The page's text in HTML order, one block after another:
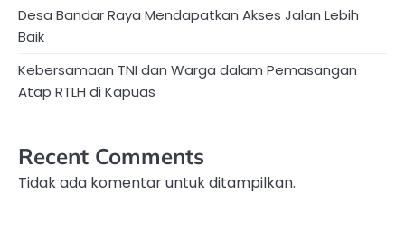
Desa Bandar Raya Mendapatkan Akses Jalan Lebih
Baik
Kebersamaan TNI dan Warga dalam Pemasangan
Atap RTLH di Kapuas
Recent Comments
Tidak ada komentar untuk ditampilkan.